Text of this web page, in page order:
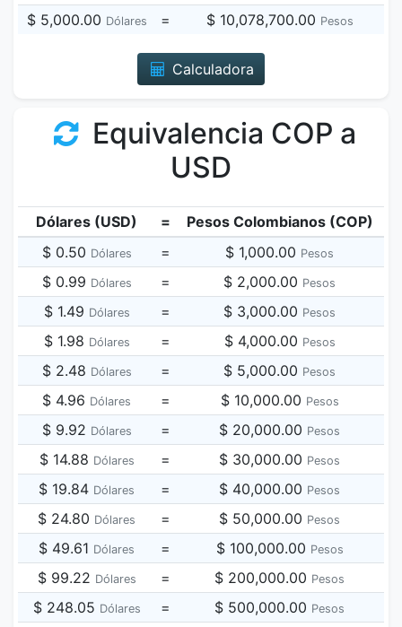
$ 5,000.00 Dólares = $ 10,078,700.00 Pesos
Calculadora
Equivalencia COP a
USD
Dólares (USD) =
Pesos Colombianos (COP)
$ 0.50 Dólares = $ 1,000.00 Pesos
$ 0.99 Dólares = $ 2,000.00 Pesos
$ 1.49 Dólares = $ 3,000.00 Pesos
$ 1.98 Dólares = $ 4,000.00 Pesos
$ 2.48 Dólares = $ 5,000.00 Pesos
$ 4.96 Dólares = $ 10,000.00 Pesos
$ 9.92 Dólares = $ 20,000.00 Pesos
$ 14.88 Dólares = $ 30,000.00 Pesos
$ 19.84 Dólares = $ 40,000.00 Pesos
$ 24.80 Dólares = $ 50,000.00 Pesos
$ 49.61 Dólares = $ 100,000.00 Pesos
$ 99.22 Dólares = $ 200,000.00 Pesos
$ 248.05 Dólares = $ 500,000.00 Pesos